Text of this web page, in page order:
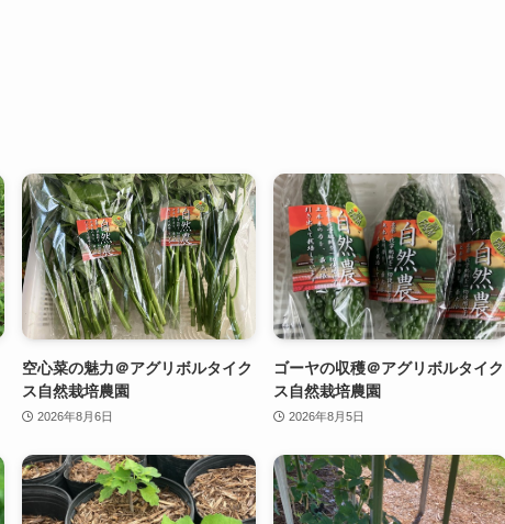
空心菜の魅力＠アグリボルタイク
ス自然栽培農園
2026年8月6日
ゴーヤの収穫＠アグリボルタイク
ス自然栽培農園
2026年8月5日